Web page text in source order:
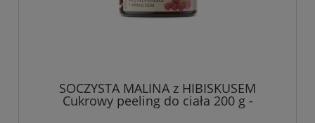
SOCZYSTA MALINA z HIBISKUSEM
Cukrowy peeling do ciała 200 g -
Bosphaera